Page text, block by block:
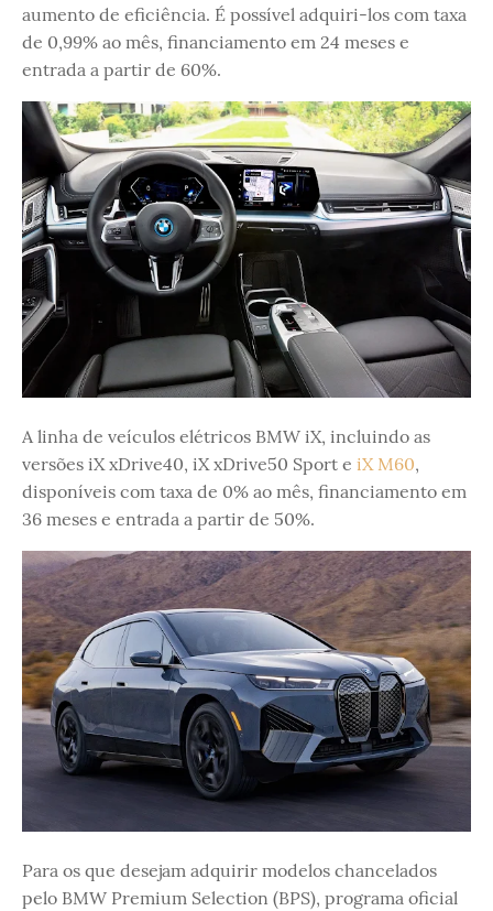
aumento de eficiência. É possível adquiri-los com taxa
de 0,99% ao mês, financiamento em 24 meses e
entrada a partir de 60%.
A linha de veículos elétricos BMW iX, incluindo as
versões iX xDrive40, iX xDrive50 Sport e iX M60,
disponíveis com taxa de 0% ao mês, financiamento em
36 meses e entrada a partir de 50%.
Para os que desejam adquirir modelos chancelados
pelo BMW Premium Selection (BPS), programa oficial